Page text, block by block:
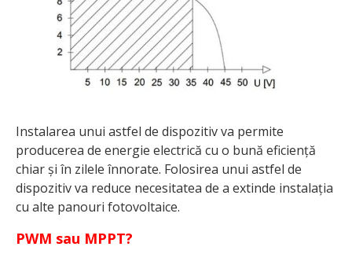
Instalarea unui astfel de dispozitiv va permite
producerea de energie electrică cu o bună eficiență
chiar și în zilele înnorate. Folosirea unui astfel de
dispozitiv va reduce necesitatea de a extinde instalația
cu alte panouri fotovoltaice.
PWM sau MPPT?